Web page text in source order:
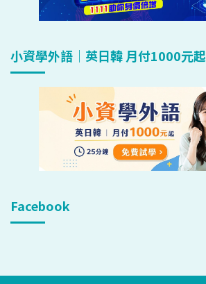
小資學外語｜英日韓 月付1000元起
Facebook